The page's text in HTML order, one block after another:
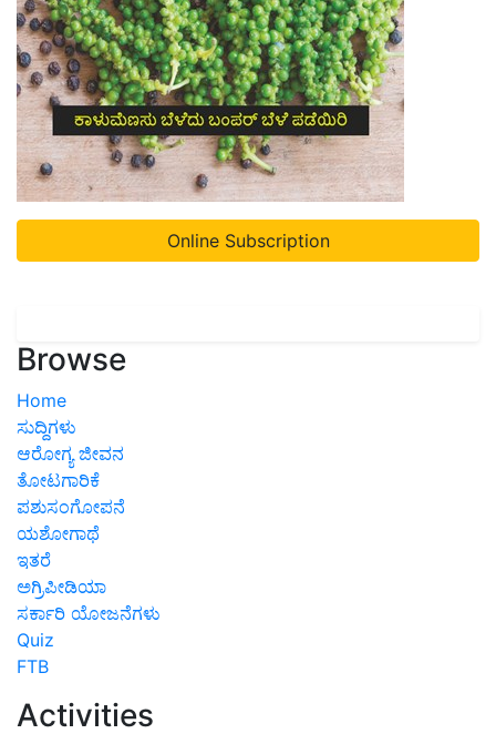
Online Subscription
Browse
Home
ಸುದ್ದಿಗಳು
ಆರೋಗ್ಯ ಜೀವನ
ತೋಟಗಾರಿಕೆ
ಪಶುಸಂಗೋಪನೆ
ಯಶೋಗಾಥೆ
ಇತರೆ
ಅಗ್ರಿಪೀಡಿಯಾ
ಸರ್ಕಾರಿ ಯೋಜನೆಗಳು
Quiz
FTB
Activities